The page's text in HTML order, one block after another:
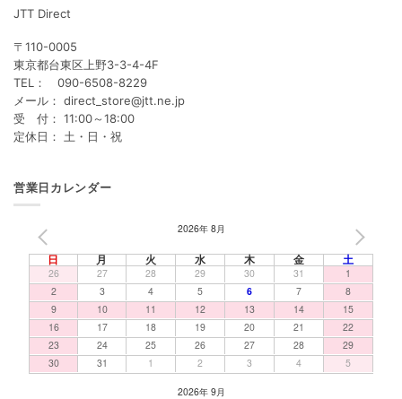
JTT Direct
〒110-0005
東京都台東区上野3-3-4-4F
TEL： 090-6508-8229
メール： direct_store@jtt.ne.jp
受 付： 11:00～18:00
定休日： 土・日・祝
営業日カレンダー
2026年 8月
日 月 火 水 木 金 土
26 27 28 29 30 31
1
2
3 4 5 6 7
8
9
10 11 12 13 14
15
16
17 18 19 20 21
22
23
24 25 26 27 28
29
30
31 1 2 3 4 5
2026年 9月